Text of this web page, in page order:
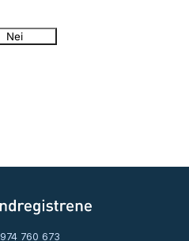
Nei
974 760 673